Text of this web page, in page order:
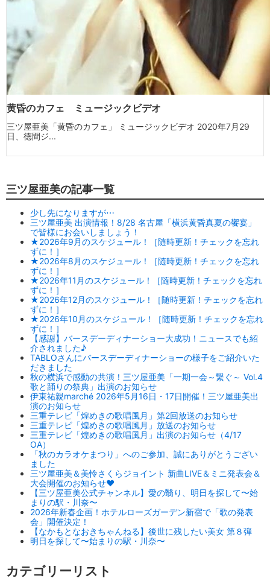
黄昏のカフェ ミュージックビデオ
三ツ屋亜美「黄昏のカフェ」 ミュージックビデオ 2020年7月29
日、徳間ジ...
三ツ屋亜美の記事一覧
少し先になりますが⋯
三ツ屋亜美 出演情報！8/28 名古屋「横浜黄昏真夏の饗宴」
で皆様にお会いしましょう！
★2026年9月のスケジュール！［随時更新！チェックを忘れ
ずに！］
★2026年8月のスケジュール！［随時更新！チェックを忘れ
ずに！］
★2026年11月のスケジュール！［随時更新！チェックを忘れ
ずに！］
★2026年12月のスケジュール！［随時更新！チェックを忘れ
ずに！］
★2026年10月のスケジュール！［随時更新！チェックを忘れ
ずに！］
【感謝】バースデーディナーショー大成功！ニュースでも紹
介されました♪
TABLOさんにバースデーディナーショーの様子をご紹介いた
だきました
秋の横浜で感動の共演！三ツ屋亜美「一期一会～繋ぐ～ Vol.4
歌と踊りの祭典」出演のお知らせ
伊東祐親marché 2026年5月16日・17日開催！三ツ屋亜美出
演のお知らせ
三重テレビ「煌めきの歌唱風月」第2回放送のお知らせ
三重テレビ「煌めきの歌唱風月」放送のお知らせ
三重テレビ「煌めきの歌唱風月」出演のお知らせ（4/17
OA）
「秋のカラオケまつり」へのご参加、誠にありがとうござい
ました
三ツ屋亜美＆美怜さくらジョイント 新曲LIVE＆ミニ発表会＆
大会開催のお知らせ♥
【三ツ屋亜美公式チャンネル】愛の翳り、明日を探して〜始
まりの駅・川奈〜
2026年新春企画！ホテルローズガーデン新宿で「歌の発表
会」開催決定！
【なかもとなおきちゃんねる】後世に残したい美女 第８弾
明日を探して〜始まりの駅・川奈〜
カテゴリーリスト